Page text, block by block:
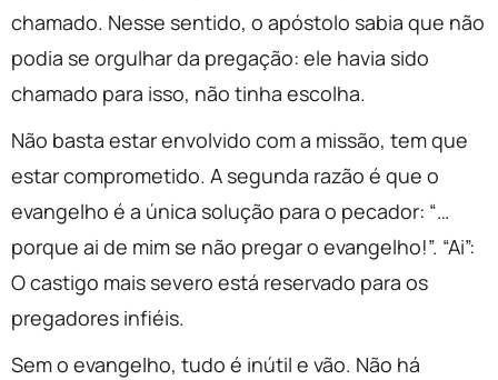
chamado. Nesse sentido, o apóstolo sabia que não
podia se orgulhar da pregação: ele havia sido
chamado para isso, não tinha escolha.
Não basta estar envolvido com a missão, tem que
estar comprometido. A segunda razão é que o
evangelho é a única solução para o pecador: “…
porque ai de mim se não pregar o evangelho!”. “Ai”:
O castigo mais severo está reservado para os
pregadores infiéis.
Sem o evangelho, tudo é inútil e vão. Não há